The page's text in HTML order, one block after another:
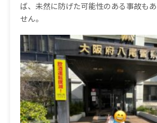
ば、未然に防げた可能性のある事故も
せん。